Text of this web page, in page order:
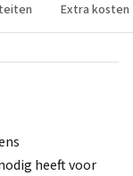
Extra kosten
heeft voor